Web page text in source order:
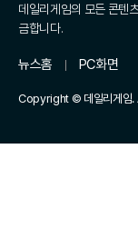
데일리게임의 모든 콘텐
금합니다.
뉴스홈 PC화면
Copyright © 데일리게